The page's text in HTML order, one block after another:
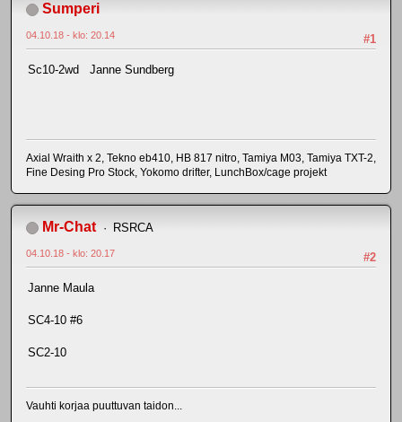
Sumperi
#1
04.10.18 - klo: 20.14
Sc10-2wd Janne Sundberg
Axial Wraith x 2, Tekno eb410, HB 817 nitro, Tamiya M03, Tamiya TXT-2,
Fine Desing Pro Stock, Yokomo drifter, LunchBox/cage projekt
Mr-Chat RSRCA
#2
04.10.18 - klo: 20.17
Janne Maula
SC4-10 #6
SC2-10
Vauhti korjaa puuttuvan taidon...